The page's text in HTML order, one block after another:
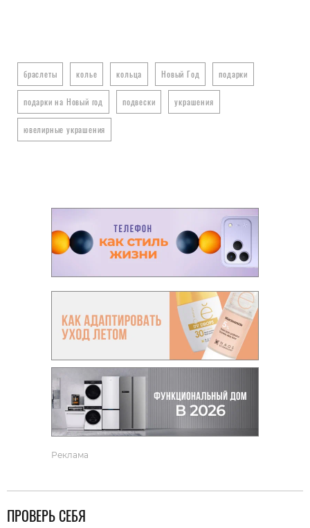
браслеты колье кольца Новый Год подарки
подарки на Новый год подвески украшения
ювелирные украшения
Реклама
ПРОВЕРЬ СЕБЯ